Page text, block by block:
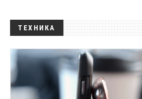
ТЕХНИКА